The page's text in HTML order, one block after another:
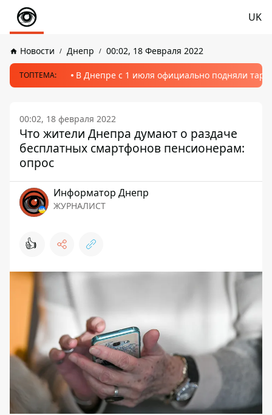
UK
Новости Днепр 00:02, 18 Февраля 2022
ТОПТЕМА: В Днепре с 1 июля официально подняли
00:02, 18 февраля 2022
Что жители Днепра думают о раздаче
бесплатных смартфонов пенсионерам:
опрос
Информатор Днепр
ЖУРНАЛИСТ
👍